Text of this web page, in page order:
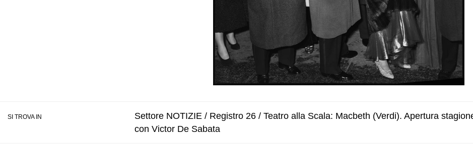
SI TROVA IN
Settore NOTIZIE / Registro 26 / Teatro alla Scala: Macbeth (Verdi). Apertura
con Victor De Sabata